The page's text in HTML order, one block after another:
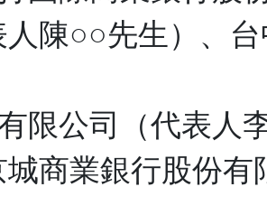
人陳○○先生）、
公司（代表人
商業銀行股份有